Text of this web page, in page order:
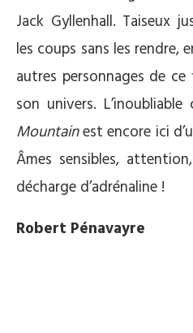
Jack Gyllenhall. Taiseux
les coups sans les rendre,
autres personnages de
son univers.
Mountainest encore ici
Âmes sensibles,
décharge d’adrénaline !
Robert Pénavayre